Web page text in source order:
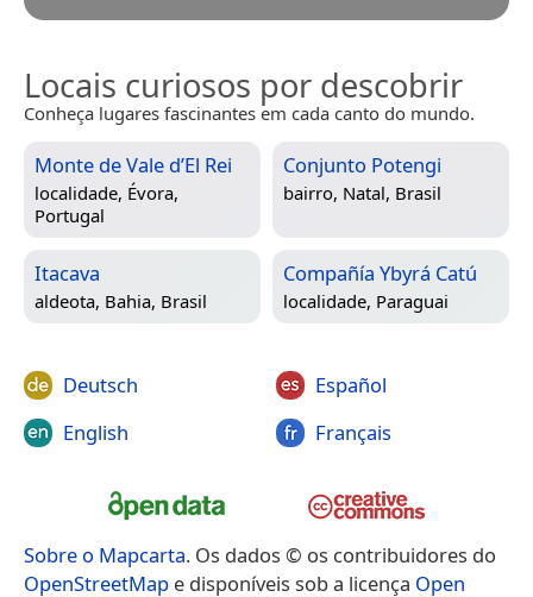
Locais curiosos por descobrir
Conheça lugares fascinantes em cada canto do mundo.
Monte de Vale d’El Rei
localidade, Évora,
Portugal
Conjunto Potengi
bairro, Natal, Brasil
Itacava
aldeota, Bahia, Brasil
Compañía Ybyrá Catú
localidade, Paraguai
Deutsch
English
Español
Français
Sobre o Mapcarta. Os dados © os contribuidores do
OpenStreetMap e disponíveis sob a licença Open